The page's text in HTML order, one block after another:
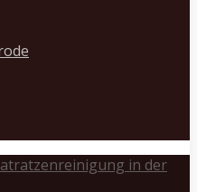
in der